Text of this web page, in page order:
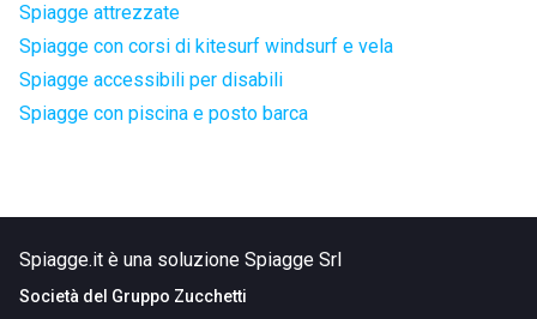
Spiagge attrezzate
Spiagge con corsi di kitesurf windsurf e vela
Spiagge accessibili per disabili
Spiagge con piscina e posto barca
Spiagge.it è una soluzione Spiagge Srl
Società del Gruppo Zucchetti